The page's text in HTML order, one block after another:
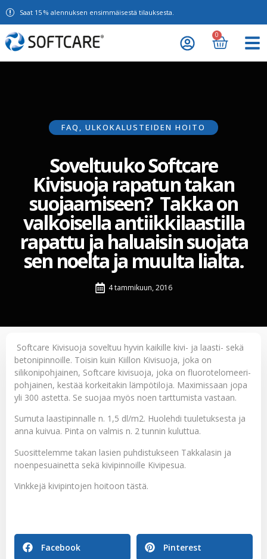
Saat 15 % alennuksen ensimmäisestä tilauksesta.
0
FAQ , ULKOKALUSTEIDEN HOITO
Soveltuuko Softcare
Kivisuoja rapatun takan
suojaamiseen? Takka on
valkoisella antiikkilaastilla
rapattu ja haluaisin suojata
sen noelta ja muulta lialta.
4 tammikuun, 2016
Softcare Kivisuoja soveltuu hyvin kaikille kivi- ja laasti- sekä
betonipinnoille. Toisin kuin Kiillon Kivisuoja, joka on
silikonipohjainen, Softcare kivisuoja, joka on fluorotelomeeri-
pohjainen, kestää korkeitakin lämpötiloja. Maximissaan jopa
yli 300 astetta. Se suojaa myös noen tarttumista vastaan.
Sumuta laastipinnalle n. 1,5 dl/m2. Huolehdi tuuletuksesta ja
anna kuivua. Pinta on valmis n. 2 tunnin kuluttua.
Suosittelemme takan lasien puhdistukseen Takkalasin ja
noenpesuainetta sekä kivipinnoille Kivipesua.
Vinkkejä kivipintojen hoitoon tästä.
Facebook Pinterest